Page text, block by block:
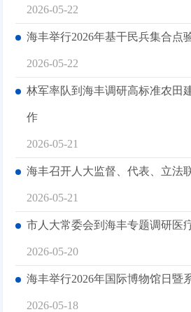
2026-05-22
海丰举行2026年基干民兵集合点
2026-05-22
林军率队到海丰调研高标准农田
作
2026-05-21
海丰召开人大监督、代表、立法
2026-05-21
市人大常委会到海丰专题调研医
2026-05-20
海丰举行2026年国际博物馆日暨
2026-05-18